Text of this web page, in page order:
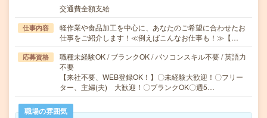
交通費全額支給
仕事内容
軽作業や食品加工を中心に、あなたのご希望に合わせたお
仕事をご紹介します！≪例えばこんなお仕事も！≫【…
応募資格
職種未経験OK / ブランクOK / パソコンスキル不要 / 英語力
不要
【来社不要、WEB登録OK！】〇未経験大歓迎！〇フリー
ター、主婦(夫) 大歓迎！〇ブランクOK〇週5…
職場の雰囲気